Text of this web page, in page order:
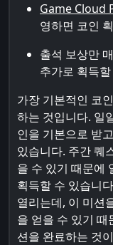
Game Cloud
영하면 코인
출석 보상만
추가로 획득
가장 기본적인 코
하는 것입니다. 일
인을 기본으로 받
있습니다. 주간 퀘
을 수 있기 때문에
획득할 수 있습니
열리는데, 이 미션
을 얻을 수 있기
션을 완료하는 것